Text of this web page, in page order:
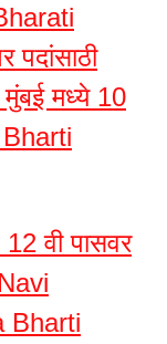
पदांसाठी
मुंबई मध्ये 10
Bharti
वी पासवर
Bharti